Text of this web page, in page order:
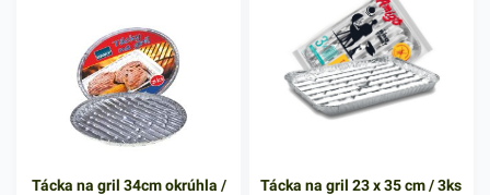
či teplé jedlá. Či už ju
použijete v reštaurácii,
hoteloch alebo vo vašej
domácnosti, poskytne vám
tvaru je ľahký a pevný, o
Tácka na gril 34cm okrúhla /
Tácka na gril 23 x 35 cm / 3ks